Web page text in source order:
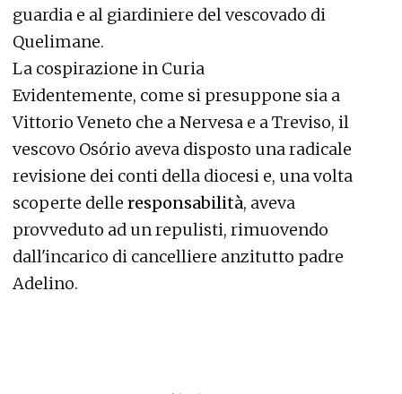
guardia e al giardiniere del vescovado di
Quelimane.
La cospirazione in Curia
Evidentemente, come si presuppone sia a
Vittorio Veneto che a Nervesa e a Treviso, il
vescovo Osório aveva disposto una radicale
revisione dei conti della diocesi e, una volta
scoperte delle responsabilità, aveva
provveduto ad un repulisti, rimuovendo
dall'incarico di cancelliere anzitutto padre
Adelino.